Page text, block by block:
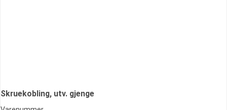
Skruekobling, utv. gjenge